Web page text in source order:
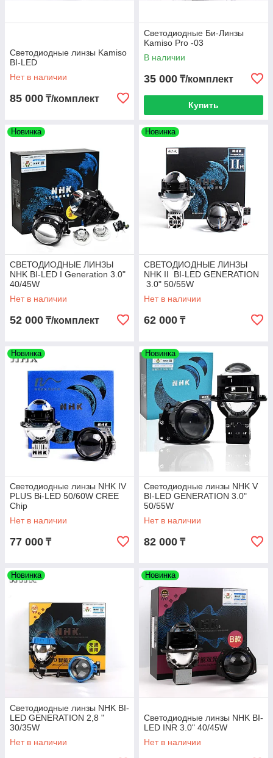
Светодиодные линзы Kamiso
BI-LED
Нет в наличии
85 000 ₸/комплект
Светодиодные Би-Линзы
Kamiso Pro -03
В наличии
35 000 ₸/комплект
Купить
Новинка
СВЕТОДИОДНЫЕ ЛИНЗЫ
NHK BI-LED I Generation 3.0"
40/45W
Нет в наличии
52 000 ₸/комплект
Новинка
СВЕТОДИОДНЫЕ ЛИНЗЫ
NHK II BI-LED GENERATION
3.0" 50/55W
Нет в наличии
62 000 ₸
Новинка
Светодиодные линзы NHK IV
PLUS Bi-LED 50/60W CREE
Chip
Нет в наличии
77 000 ₸
Новинка
Светодиодные линзы NHK V
BI-LED GENERATION 3.0"
50/55W
Нет в наличии
82 000 ₸
Новинка
Светодиодные линзы NHK BI-
LED GENERATION 2,8 "
30/35W
Нет в наличии
Новинка
Светодиодные линзы NHK BI-
LED INR 3.0" 40/45W
Нет в наличии